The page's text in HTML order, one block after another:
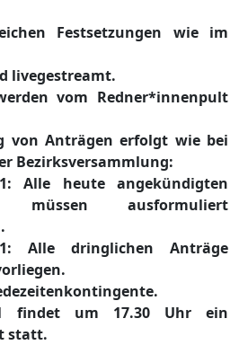
Festsetzungen wie im
livegestreamt.
vom Redner*innenpult
von Anträgen erfolgt wie bei
Bezirksversammlung:
Alle heute angekündigten
müssen ausformuliert
Alle dringlichen Anträge
e.
findet um 17.30 Uhr ein
statt.